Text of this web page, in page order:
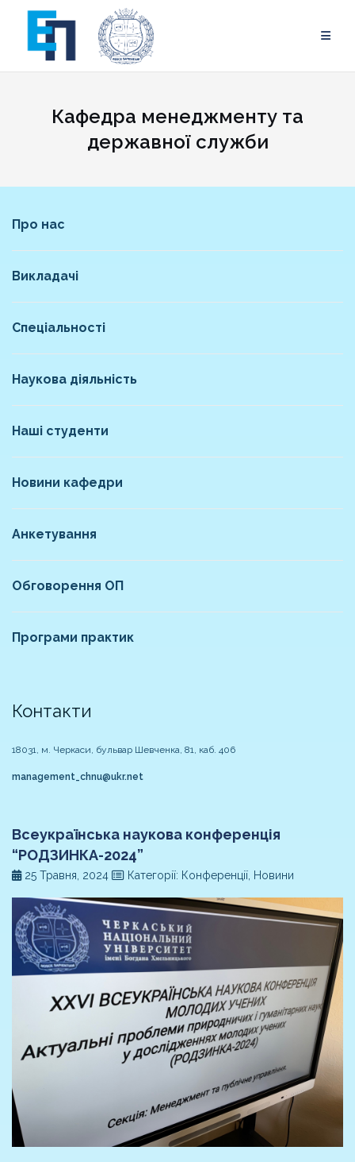
content
Кафедра менеджменту та
державної служби
Про нас
Викладачі
Спеціальності
Наукова діяльність
Наші студенти
Новини кафедри
Анкетування
Обговорення ОП
Програми практик
Контакти
18031, м. Черкаси, бульвар Шевченка, 81, каб. 406
management_chnu@ukr.net
Всеукраїнська наукова конференція
“РОДЗИНКА-2024”
25 Травня, 2024 Категорії: Конференції, Новини